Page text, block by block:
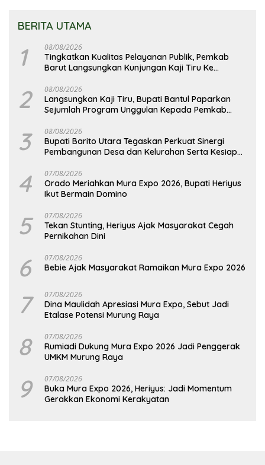
BERITA UTAMA
1 08/08/2026
Tingkatkan Kualitas Pelayanan Publik, Pemkab
Barut Langsungkan Kunjungan Kaji Tiru Ke
2 08/08/2026
Langsungkan Kaji Tiru, Bupati Bantul Paparkan
Sejumlah Program Unggulan Kepada Pemkab
3 08/08/2026
Bupati Barito Utara Tegaskan Perkuat Sinergi
Pembangunan Desa dan Kelurahan Serta Kesiapan
4 07/08/2026
Orado Meriahkan Mura Expo 2026, Bupati Heriyus
Ikut Bermain Domino
5 07/08/2026
Tekan Stunting, Heriyus Ajak Masyarakat Cegah
Pernikahan Dini
6 07/08/2026
Bebie Ajak Masyarakat Ramaikan Mura Expo 2026
7 07/08/2026
Dina Maulidah Apresiasi Mura Expo, Sebut Jadi
Etalase Potensi Murung Raya
8 07/08/2026
Rumiadi Dukung Mura Expo 2026 Jadi Penggerak
UMKM Murung Raya
9 07/08/2026
Buka Mura Expo 2026, Heriyus: Jadi Momentum
Gerakkan Ekonomi Kerakyatan